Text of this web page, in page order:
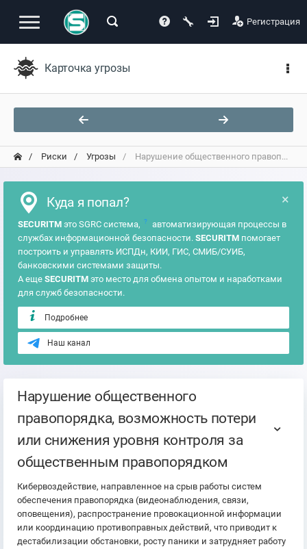
Регистрация
Карточка угрозы
Риски Угрозы Нарушение общественного правоп...
×
Куда я попал?
SECURITM это SGRC система, ?
автоматизирующая процессы в
службах информационной безопасности. SECURITM помогает
построить и управлять ИСПДн, КИИ, ГИС, СМИБ/СУИБ,
банковскими системами защиты.
А еще SECURITM это место для обмена опытом и наработками
для служб безопасности.
Подробнее
Наш канал
Нарушение общественного
правопорядка, возможность потери
или снижения уровня контроля за
общественным правопорядком
Кибервоздействие, направленное на срыв работы систем
обеспечения правопорядка (видеонаблюдения, связи,
оповещения), распространение провокационной информации
или координацию противоправных действий, что приводит к
дестабилизации обстановки, росту паники и затрудняет работу